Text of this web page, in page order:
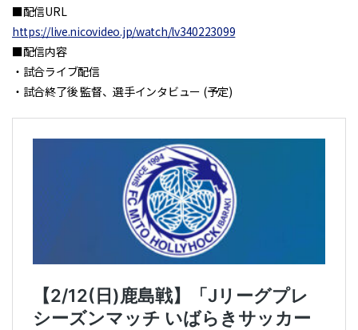
■配信URL
https://live.nicovideo.jp/watch/lv340223099
■配信内容
・試合ライブ配信
・試合終了後 監督、選手インタビュー (予定)